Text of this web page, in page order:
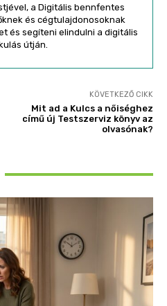
a Digitális bennfentes
és cégtulajdonosoknak
és segíteni elindulni a digitális
útján.
KÖVETKEZŐ CIKK
Mit ad a Kulcs a nőiséghez
című új Testszerviz könyv az
olvasónak?